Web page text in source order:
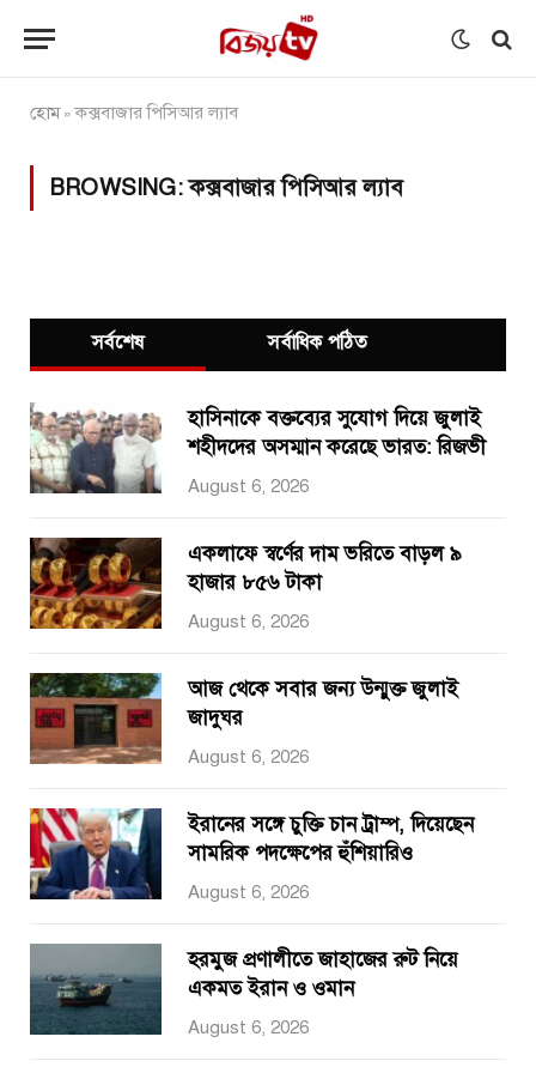
হোম»কক্সবাজার পিসিআর ল্যাব
BROWSING:কক্সবাজার পিসিআর ল্যাব
সর্বশেষ সর্বাধিক পঠিত
হাসিনাকে বক্তব্যের সুযোগ দিয়ে জুলাই
শহীদদের অসম্মান করেছে ভারত: রিজভী
August 6, 2026
একলাফে স্বর্ণের দাম ভরিতে বাড়ল ৯
হাজার ৮৫৬ টাকা
August 6, 2026
আজ থেকে সবার জন্য উন্মুক্ত জুলাই
জাদুঘর
August 6, 2026
ইরানের সঙ্গে চুক্তি চান ট্রাম্প, দিয়েছেন
সামরিক পদক্ষেপের হুঁশিয়ারিও
August 6, 2026
হরমুজ প্রণালীতে জাহাজের রুট নিয়ে
একমত ইরান ও ওমান
August 6, 2026